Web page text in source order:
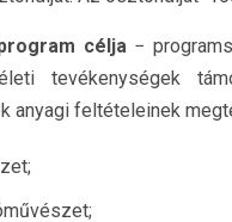
célja−
tevékenységek
anyagi feltételeinek